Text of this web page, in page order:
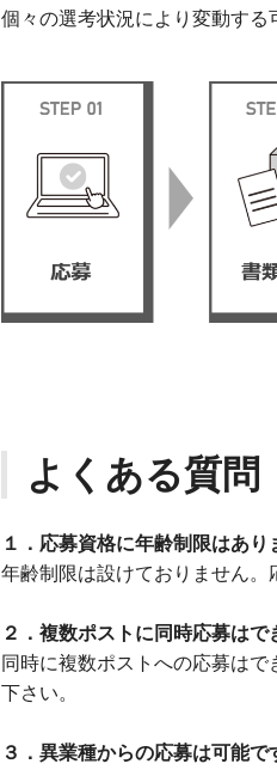
個々の選考状況により変動する
よくある質問
１．応募資格に年齢制限はあり
年齢制限は設けておりません。
２．複数ポストに同時応募はで
同時に複数ポストへの応募は
下さい。
３．異業種からの応募は可能で